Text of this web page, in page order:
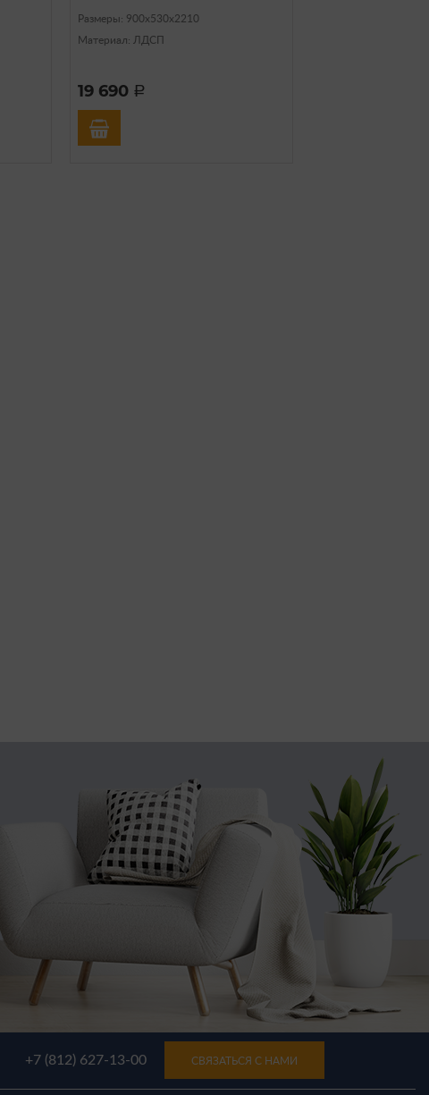
Размеры: 900х530х2210
Материал: ЛДСП
19 690 a
+7 (812) 627-13-00 СВЯЗАТЬСЯ С НАМИ